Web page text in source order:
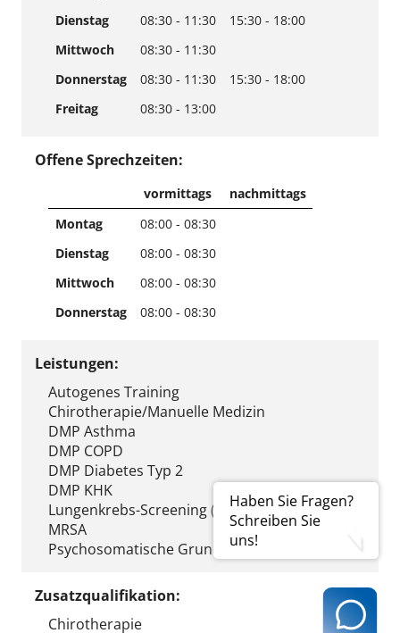
Haben Sie Fragen?
Schreiben Sie
uns!
Dienstag
08:30 - 11:30
15:30 - 18:00
Mittwoch
08:30 - 11:30
Donnerstag
08:30 - 11:30
15:30 - 18:00
Freitag
08:30 - 13:00
Offene Sprechzeiten:
vormittags
nachmittags
Montag
08:00 - 08:30
Dienstag
08:00 - 08:30
Mittwoch
08:00 - 08:30
Donnerstag
08:00 - 08:30
Leistungen:
Autogenes Training
Chirotherapie/Manuelle Medizin
DMP Asthma
DMP COPD
DMP Diabetes Typ 2
DMP KHK
Lungenkrebs-Screening (Erstberatung)
MRSA
Psychosomatische Grundversorgung
Zusatzqualifikation:
Chirotherapie